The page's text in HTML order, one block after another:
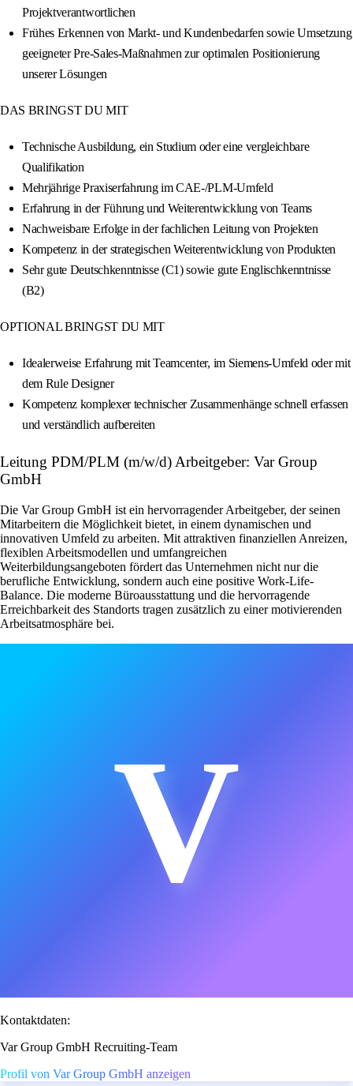
Projektverantwortlichen
Frühes Erkennen von Markt‑ und Kundenbedarfen sowie Umsetzung
geeigneter Pre‑Sales‑Maßnahmen zur optimalen Positionierung
unserer Lösungen
DAS BRINGST DU MIT
Technische Ausbildung, ein Studium oder eine vergleichbare
Qualifikation
Mehrjährige Praxiserfahrung im CAE‑/PLM‑Umfeld
Erfahrung in der Führung und Weiterentwicklung von Teams
Nachweisbare Erfolge in der fachlichen Leitung von Projekten
Kompetenz in der strategischen Weiterentwicklung von Produkten
Sehr gute Deutschkenntnisse (C1) sowie gute Englischkenntnisse
(B2)
OPTIONAL BRINGST DU MIT
Idealerweise Erfahrung mit Teamcenter, im Siemens‑Umfeld oder mit
dem Rule Designer
Kompetenz komplexer technischer Zusammenhänge schnell erfassen
und verständlich aufbereiten
Leitung PDM/PLM (m/w/d) Arbeitgeber: Var Group
GmbH
Die Var Group GmbH ist ein hervorragender Arbeitgeber, der seinen
Mitarbeitern die Möglichkeit bietet, in einem dynamischen und
innovativen Umfeld zu arbeiten. Mit attraktiven finanziellen Anreizen,
flexiblen Arbeitsmodellen und umfangreichen
Weiterbildungsangeboten fördert das Unternehmen nicht nur die
berufliche Entwicklung, sondern auch eine positive Work-Life-
Balance. Die moderne Büroausstattung und die hervorragende
Erreichbarkeit des Standorts tragen zusätzlich zu einer motivierenden
Arbeitsatmosphäre bei.
V
Kontaktdaten:
Var Group GmbH Recruiting-Team
Profil von Var Group GmbH anzeigen